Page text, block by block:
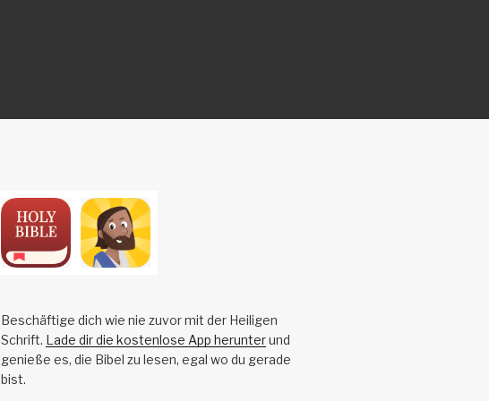
Beschäftige dich wie nie zuvor mit der Heiligen
Schrift. Lade dir die kostenlose App herunterund
genieße es, die Bibel zu lesen, egal wo du gerade
bist.